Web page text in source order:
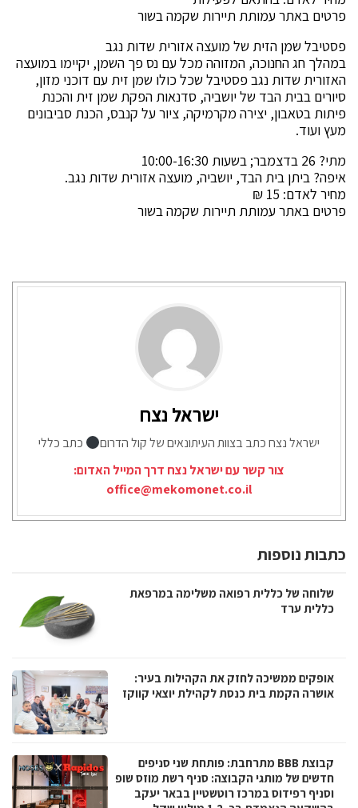
פרטים באתר עמותת תיירות שקמה בשור
פסטיבל שמן הזית של מועצה אזורית שדות נגב
במהלך חג החנוכה, המזוהה מכל עם נס פך השמן, יקיימו במועצה
האזורית שדות נגב פסטיבל שכל כולו שמן זית עם דוכני מזון,
סיורים בבית הבד של יושביה, סדנאות הפקת שמן זית והכנת
פיתות בטאבון, יצירה מקרמיקה, ציור על קנבס, הכנת סביבונים
מעץ ועוד.
מתי? 26 בדצמבר; בשעות 10:00-16:30
איפה? ביתן בית הבד, יושביה, מועצה אזורית שדות נגב.
מחיר לאדם: 15 ₪
פרטים באתר עמותת תיירות שקמה בשור
ישראל נצח
ישראל נצח כתב בצוות העיתונאים של קול הדרום
כתב כללי
צור קשר עם ישראל נצח דרך המייל האדום:
office@mekomonet.co.il
כתבות נוספות
שלוחה של כללית רפואה משלימה במרפאת
כללית ערד
אופקים ממשיכה לחזק את הקהילות בעיר:
אושרה הקמת בית כנסת לקהילת יוצאי קווקז
קבוצת BBB מתרחבת: פותחת שני סניפים
חדשים של מותגי הקבוצה: סניף רשת מוזס שופ
וסניף רפידוס במרכז רוטשטיין בבאר יעקב